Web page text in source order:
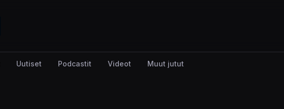
Uutiset Podcastit Videot Muut jutut